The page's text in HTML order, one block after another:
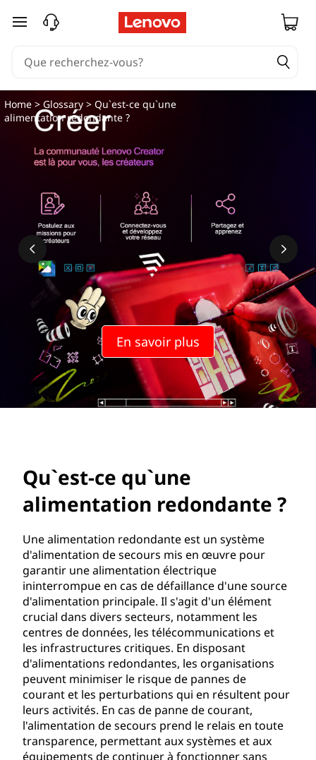
Q
e
n
passer au contenu principal
En savoir plus
Home >Glossary > Qu`est-ce qu`une
alimentation redondante ?
Qu`est-ce qu`une
alimentation redondante ?
Une alimentation redondante est un système
d'alimentation de secours mis en œuvre pour
garantir une alimentation électrique
ininterrompue en cas de défaillance d'une source
d'alimentation principale. Il s'agit d'un élément
crucial dans divers secteurs, notamment les
centres de données, les télécommunications et
les infrastructures critiques. En disposant
d'alimentations redondantes, les organisations
peuvent minimiser le risque de pannes de
courant et les perturbations qui en résultent pour
leurs activités. En cas de panne de courant,
l'alimentation de secours prend le relais en toute
transparence, permettant aux systèmes et aux
équipements de continuer à fonctionner sans